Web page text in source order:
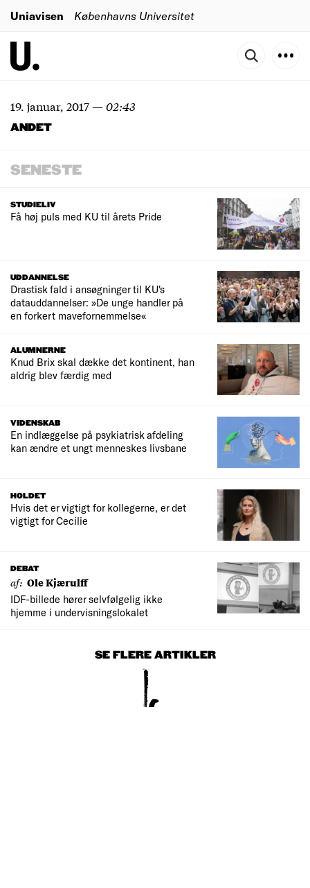
Uniavisen Københavns Universitet
19. januar, 2017—02:43
ANDET
SENESTE
STUDIELIV
Få høj puls med KU til årets Pride
UDDANNELSE
Drastisk fald i ansøgninger til KU's
datauddannelser: »De unge handler på
en forkert mavefornemmelse«
ALUMNERNE
Knud Brix skal dække det kontinent, han
aldrig blev færdig med
VIDENSKAB
En indlæggelse på psykiatrisk afdeling
kan ændre et ungt menneskes livsbane
HOLDET
Hvis det er vigtigt for kollegerne, er det
vigtigt for Cecilie
DEBAT
af: Ole Kjærulff
IDF-billede hører selvfølgelig ikke
hjemme i undervisningslokalet
SE FLERE ARTIKLER